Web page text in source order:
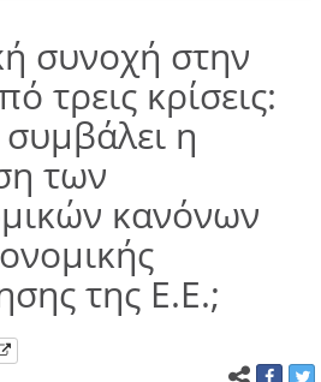
συνοχή στην
τρεις κρίσεις:
η
των
κανόνων
της Ε.Ε.;